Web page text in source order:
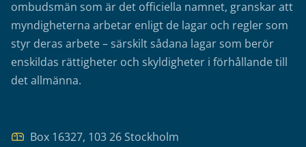
ombudsmän som är det officiella namnet, granskar att
myndigheterna arbetar enligt de lagar och regler som
styr deras arbete – särskilt sådana lagar som berör
enskildas rättigheter och skyldigheter i förhållande till
det allmänna.
Box 16327, 103 26 Stockholm